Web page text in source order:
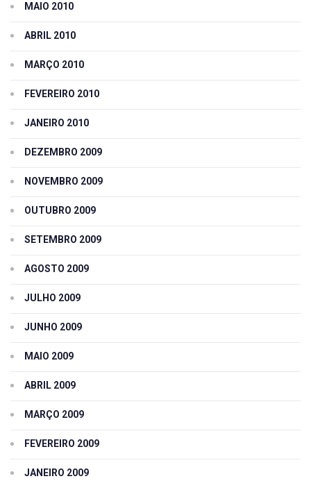
MAIO 2010
ABRIL 2010
MARÇO 2010
FEVEREIRO 2010
JANEIRO 2010
DEZEMBRO 2009
NOVEMBRO 2009
OUTUBRO 2009
SETEMBRO 2009
AGOSTO 2009
JULHO 2009
JUNHO 2009
MAIO 2009
ABRIL 2009
MARÇO 2009
FEVEREIRO 2009
JANEIRO 2009